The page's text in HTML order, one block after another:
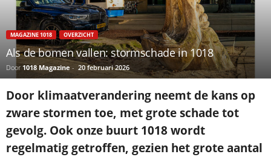
MAGAZINE 1018 OVERZICHT
Als de bomen vallen: stormschade in 1018
Door 1018 Magazine - 20 februari 2026
Door klimaatverandering neemt de kans op
zware stormen toe, met grote schade tot
gevolg. Ook onze buurt 1018 wordt
regelmatig getroffen, gezien het grote aantal